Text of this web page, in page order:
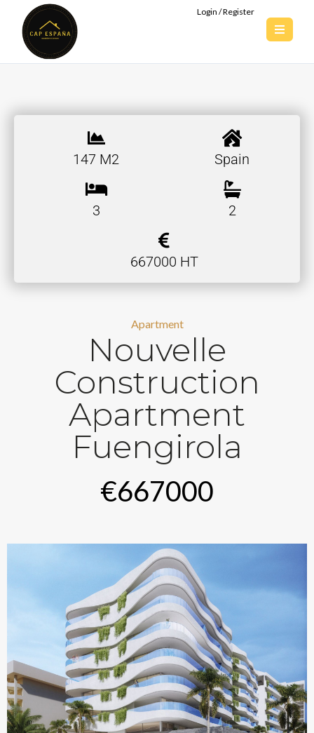
Login / Register
147 M2 Spain
3 2
667000 HT
Apartment
Nouvelle
Construction
Apartment
Fuengirola
€667000